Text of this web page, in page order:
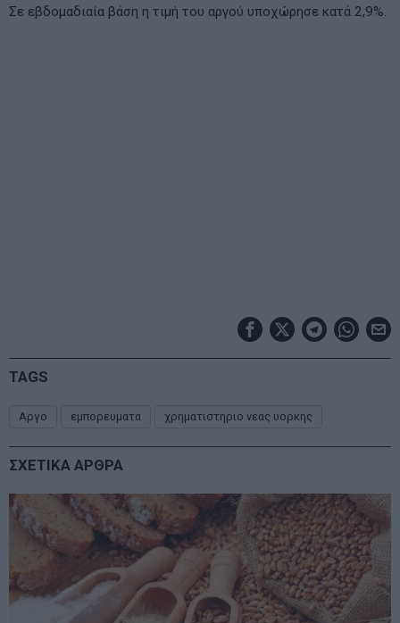
Σε εβδομαδιαία βάση η τιμή του αργού υποχώρησε κατά 2,9%.
TAGS
Αργο εμπορευματα χρηματιστηριο νεας υορκης
ΣΧΕΤΙΚΑ ΑΡΘΡΑ